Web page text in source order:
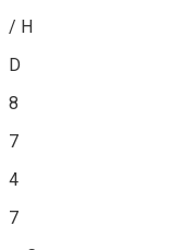
/ H
D
8
7
4
7